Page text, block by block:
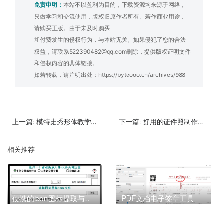
免责申明： 本站不以盈利为目的，下载资源均来源于网络，
只做学习和交流使用，版权归原作者所有。若作商业用途，
请购买正版。由于未及时购买
和付费发生的侵权行为，与本站无关。如果侵犯了您的合法
权益，请联系522390482@qq.com删除，提供版权证明文件
和侵权内容的具体链接。
如若转载，请注明出处： https://byteooo.cn/archives/988
上一篇: 模特走秀形体教学课程 下一篇: 好用的证件照制作工具
相关推荐
便携的icon图标提取与转换神器 PDF文档电子签章工具